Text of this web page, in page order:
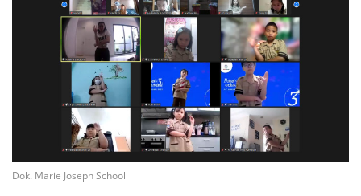
Dok. Marie Joseph School